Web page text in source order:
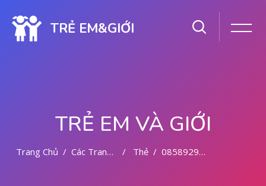
TRẺ EM&GIỚI
TRẺ EM VÀ GIỚI
Trang Chủ Các Trang Của Hệ Thống Thẻ 085892942094 OBAT ABORSI 2 BULAN